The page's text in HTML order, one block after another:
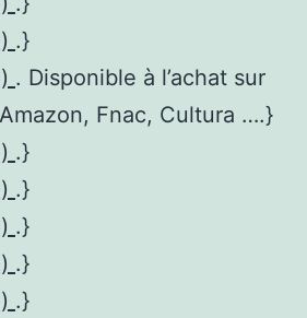
.}
. Disponible à l’achat sur
Fnac, Cultura ….}
.}
.}
.}
.}
.}